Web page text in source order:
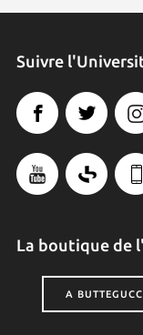
Suivre
La boutique de
A